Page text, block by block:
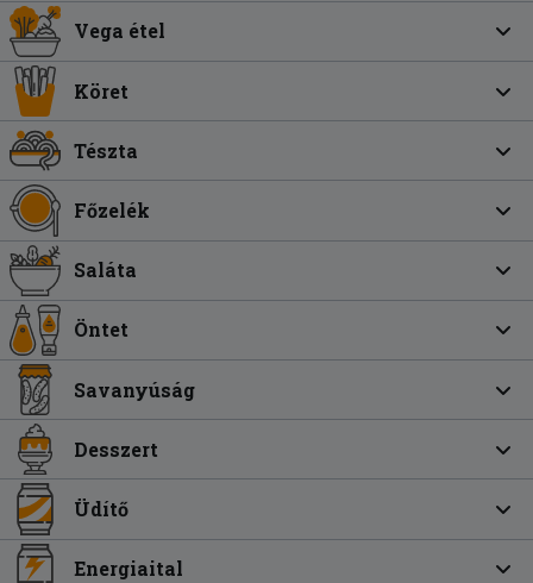
Vega étel
Köret
Tészta
Főzelék
Saláta
Öntet
Savanyúság
Desszert
Üdítő
Energiaital